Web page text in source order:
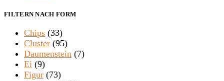
FILTERN NACH FORM
Chips (33)
Cluster (95)
Daumenstein (7)
Ei (9)
Figur (73)